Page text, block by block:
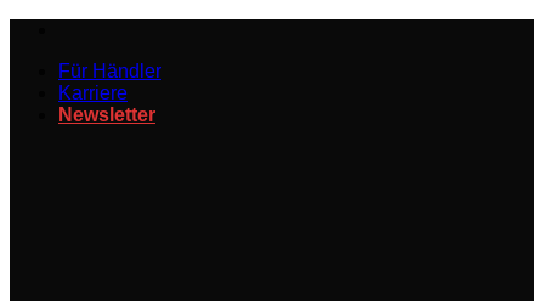
springenFür Händler
Karriere
Newsletter